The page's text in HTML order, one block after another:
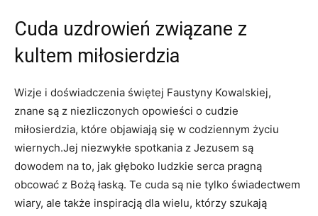
Cuda uzdrowień związane z
kultem miłosierdzia
Wizje i doświadczenia świętej Faustyny Kowalskiej,
znane są z niezliczonych opowieści o‍ cudzie
miłosierdzia, które objawiają⁤ się w codziennym życiu
wiernych.Jej niezwykłe spotkania z Jezusem są
dowodem na to, jak głęboko ludzkie serca pragną
obcować z‌ Bożą łaską. ⁤Te cuda są nie ⁣tylko świadectwem⁣
wiary, ale także inspiracją dla wielu,‍ którzy szukają